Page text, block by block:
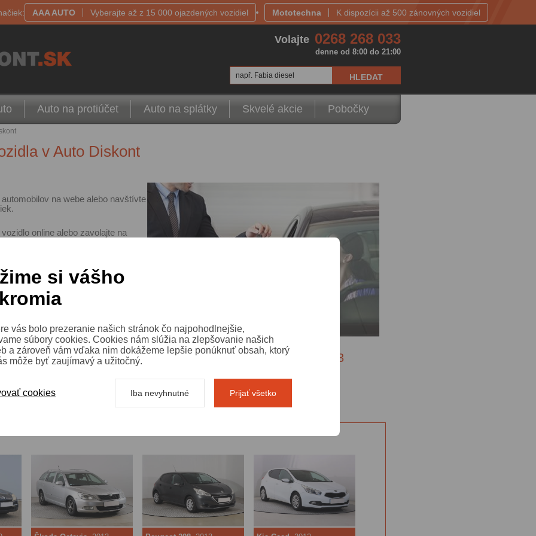
AAA AUTO Vyberajte až z 15 000 ojazdených vozidiel Mototechna K dispozícii až 500 zánovných vozidiel
např. Fabia diesel
v Auto Diskont
na webe alebo navštívte
online alebo zavolajte na
jazde
dlhá, aby ste sa mohli
aj technickým stavom
automechanika. Radi vám vozidlo
rampe.
vozidiel Volajte 0268 268 033
Auto na protiúčet Auto na splátky Skvelé akcie Pobočky
Volajte 0268 268 033
denne od 8:00 do 21:00
si vášho
vás bolo prezeranie našich stránok čo najpohodlnejšie,
súbory cookies. Cookies nám slúžia na zlepšovanie našich
a zároveň vám vďaka nim dokážeme lepšie ponúknuť obsah, ktorý
môže byť zaujímavý a užitočný.
cookies Iba nevyhnutné Prijať všetko